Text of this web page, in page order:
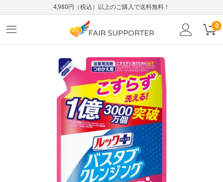
4,980円（税込）以上のご購入で送料無料！
0